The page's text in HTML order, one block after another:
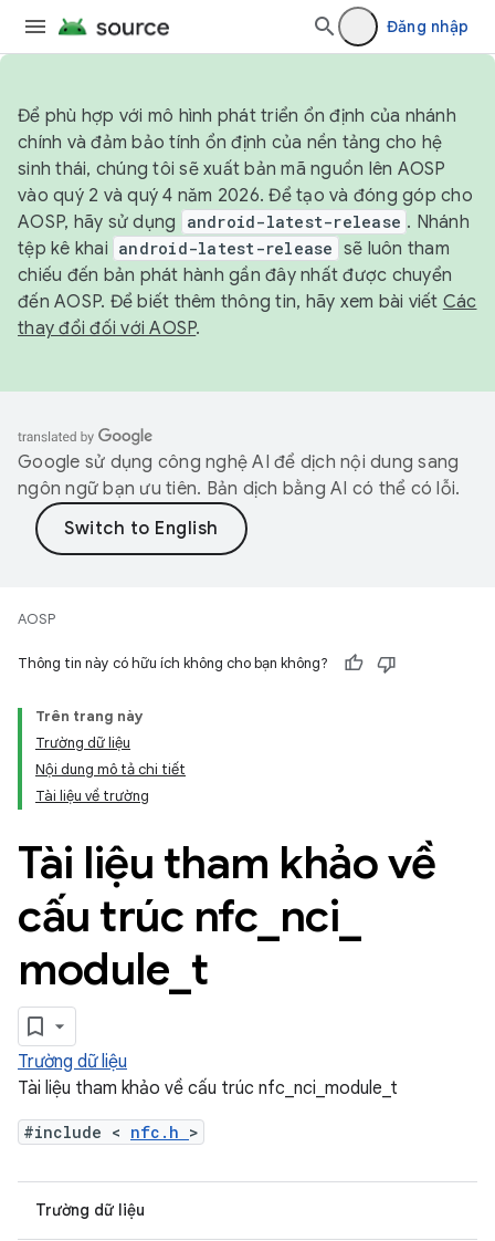
Đăng nhập
Để phù hợp với mô hình phát triển ổn định của nhánh
chính và đảm bảo tính ổn định của nền tảng cho hệ
sinh thái, chúng tôi sẽ xuất bản mã nguồn lên AOSP
vào quý 2 và quý 4 năm 2026. Để tạo và đóng góp cho
AOSP, hãy sử dụng
android-latest-release . Nhánh
tệp kê khai android-latest-release sẽ luôn tham
chiếu đến bản phát hành gần đây nhất được chuyển
đến AOSP. Để biết thêm thông tin, hãy xem bài viết Các
thay đổi đối với AOSP.
Google sử dụng công nghệ AI để dịch nội dung sang
ngôn ngữ bạn ưu tiên. Bản dịch bằng AI có thể có lỗi.
AOSP
Thông tin này có hữu ích không cho bạn không?
Trên trang này
Trường dữ liệu
Nội dung mô tả chi tiết
Tài liệu về trường
Tài liệu tham khảo về
cấu trúc nfc nci
module t
Trường dữ liệu
Tài liệu tham khảo về cấu trúc nfc_nci_module_t
#include < nfc.h >
Trường dữ liệu